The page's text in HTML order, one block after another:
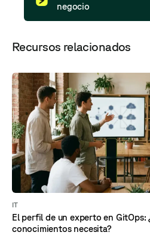
negocio
Recursos relacionados
IT
El perfil de un experto en GitOps:
conocimientos necesita?